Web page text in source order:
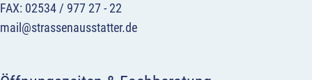
FAX: 02534 / 977 27 - 22
mail@strassenausstatter.de